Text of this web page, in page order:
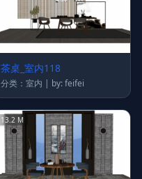
茶桌_室内118
分类：室内 | by: feifei
13.2 M